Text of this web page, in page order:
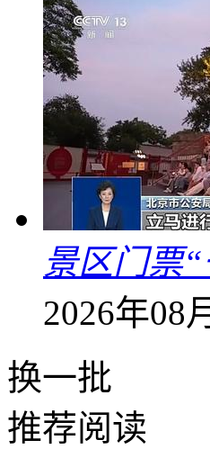
景区门票
2026年08
换一批
推荐阅读